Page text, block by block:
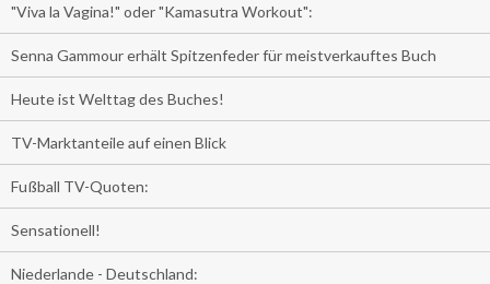
"Viva la Vagina!" oder "Kamasutra Workout":
Senna Gammour erhält Spitzenfeder für meistverkauftes Buch
Heute ist Welttag des Buches!
TV-Marktanteile auf einen Blick
Fußball TV-Quoten:
Sensationell!
Niederlande - Deutschland: